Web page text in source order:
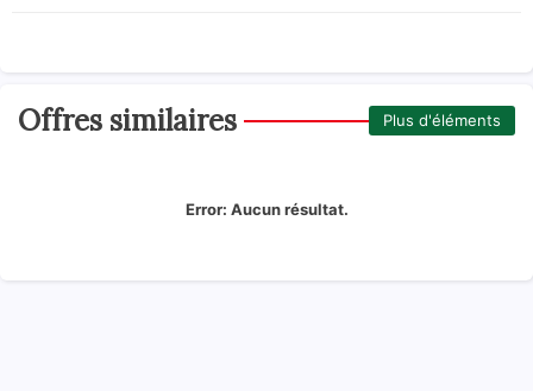
Offres similaires Plus d'éléments
Error: Aucun résultat.